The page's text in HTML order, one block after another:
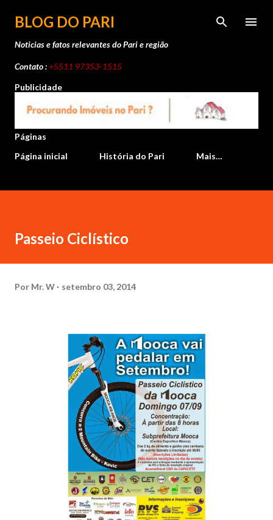
Pular para o conteúdo principal
BLOG DO PARI
Noticias e fatos relevantes do Pari e região
Contato :+5511 97353-1515
Publicidade
Páginas
Página inicial
História do Pari Mais…
Passeio Ciclístico
Por Mr. W setembro 03, 2014